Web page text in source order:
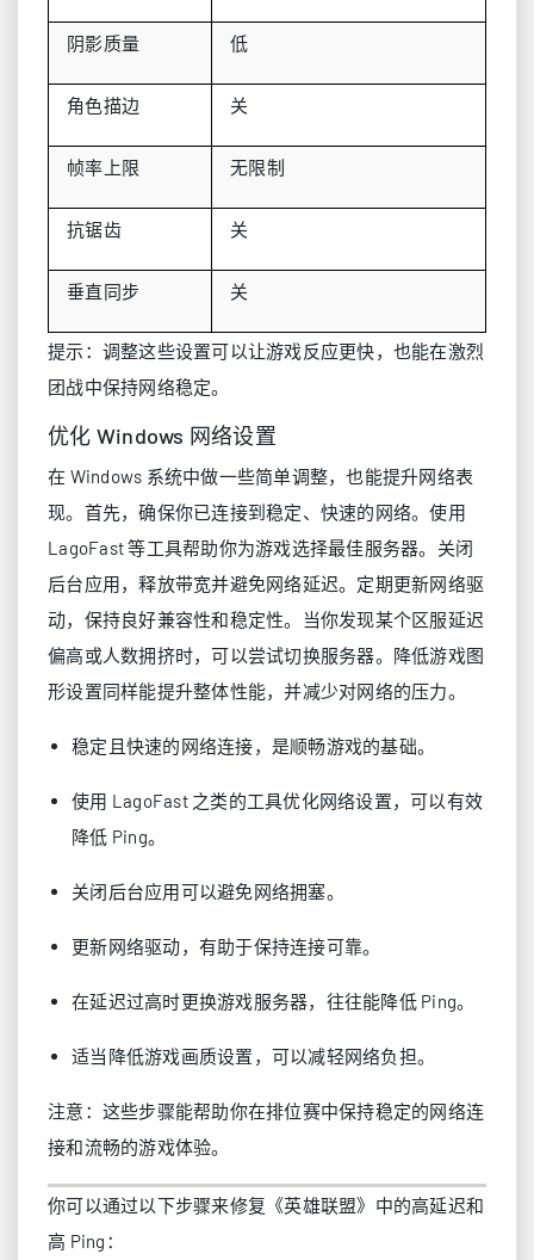
阴影质量 低
角色描边 关
帧率上限 无限制
抗锯齿 关
垂直同步 关
提示：调整这些设置可以让游戏反应更快，也能在激烈
团战中保持网络稳定。
优化 Windows 网络设置
在 Windows 系统中做一些简单调整，也能提升网络表
现。首先，确保你已连接到稳定、快速的网络。使用
LagoFast 等工具帮助你为游戏选择最佳服务器。关闭
后台应用，释放带宽并避免网络延迟。定期更新网络驱
动，保持良好兼容性和稳定性。当你发现某个区服延迟
偏高或人数拥挤时，可以尝试切换服务器。降低游戏图
形设置同样能提升整体性能，并减少对网络的压力。
稳定且快速的网络连接，是顺畅游戏的基础。
使用 LagoFast 之类的工具优化网络设置，可以有效
降低 Ping。
关闭后台应用可以避免网络拥塞。
更新网络驱动，有助于保持连接可靠。
在延迟过高时更换游戏服务器，往往能降低 Ping。
适当降低游戏画质设置，可以减轻网络负担。
注意：这些步骤能帮助你在排位赛中保持稳定的网络连
接和流畅的游戏体验。
你可以通过以下步骤来修复《英雄联盟》中的高延迟和
高 Ping：